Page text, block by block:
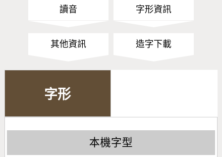
讀音 字形資訊
其他資訊 造字下載
字形
本機字型